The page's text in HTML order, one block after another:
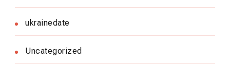
ukrainedate
Uncategorized